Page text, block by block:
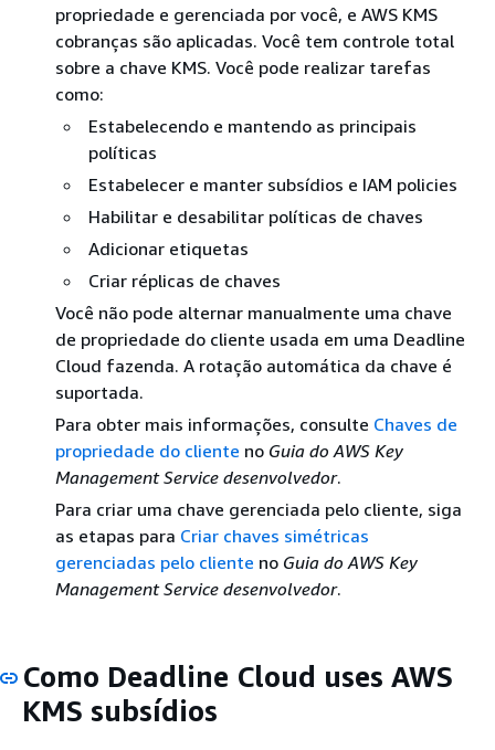
propriedade e gerenciada por você, e AWS KMS
cobranças são aplicadas. Você tem controle total
sobre a chave KMS. Você pode realizar tarefas
como:
Estabelecendo e mantendo as principais
políticas
Estabelecer e manter subsídios e IAM policies
Habilitar e desabilitar políticas de chaves
Adicionar etiquetas
Criar réplicas de chaves
Você não pode alternar manualmente uma chave
de propriedade do cliente usada em uma Deadline
Cloud fazenda. A rotação automática da chave é
suportada.
Para obter mais informações, consulte Chaves de
propriedade do cliente no Guia do AWS Key
Management Service desenvolvedor.
Para criar uma chave gerenciada pelo cliente, siga
as etapas para Criar chaves simétricas
gerenciadas pelo cliente no Guia do AWS Key
Management Service desenvolvedor.
Como Deadline Cloud uses AWS
KMS subsídios